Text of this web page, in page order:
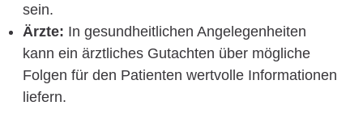
sein.
Ärzte: In gesundheitlichen Angelegenheiten
kann ein ärztliches Gutachten über mögliche
Folgen für den Patienten wertvolle Informationen
liefern.